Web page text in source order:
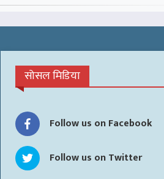
सोसल मिडिया
Follow us on Facebook
Follow us on Twitter